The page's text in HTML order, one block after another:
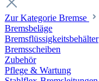
Zur Kategorie Bremse
Bremsbeläge
Bremsflüssigkeitsbehälter
Bremsscheiben
Zubehör
Pflege & Wartung